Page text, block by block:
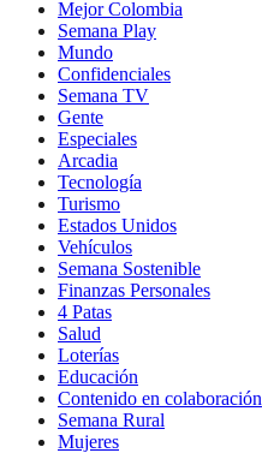
Mejor Colombia
Semana Play
Mundo
Confidenciales
Semana TV
Gente
Especiales
Arcadia
Tecnología
Turismo
Estados Unidos
Vehículos
Semana Sostenible
Finanzas Personales
4 Patas
Salud
Loterías
Educación
Contenido en colaboración
Semana Rural
Mujeres